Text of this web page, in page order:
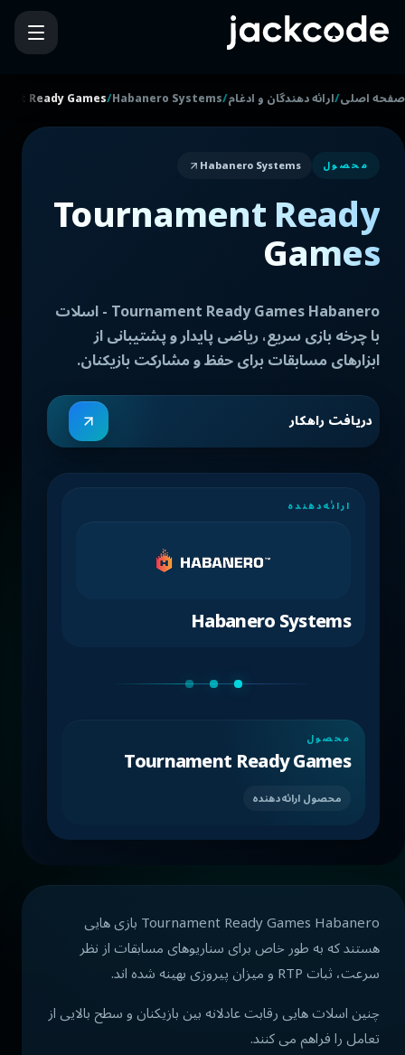
صفحه اصلی/ارائه دهندگان و ادغام/
Habanero Systems
/
Ready Games
محصول Habanero Systems
Tournament Ready
Games
Tournament Ready Games Habanero - اسلات
با چرخه بازی سریع، ریاضی پایدار و پشتیبانی از
ابزارهای مسابقات برای حفظ و مشارکت بازیکنان.
دریافت راهکار
ارائه‌دهنده
Habanero Systems
محصول
Tournament Ready Games
محصول ارائه‌دهنده
Tournament Ready Games Habanero بازی هایی
هستند که به طور خاص برای سناریوهای مسابقات از نظر
سرعت، ثبات RTP و میزان پیروزی بهینه شده اند.
چنین اسلات هایی رقابت عادلانه بین بازیکنان و سطح بالایی از
تعامل را فراهم می کنند.